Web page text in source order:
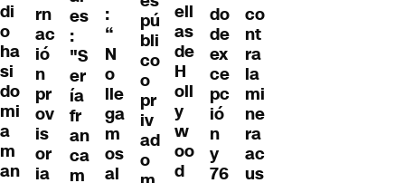
di
o
ha
si
do
mi
a
m
an
rn
ac
ió
n
pr
ov
is
or
ia
es
:
"S
er
ía
fr
an
ca
m
:
“
N
o
lle
ga
m
os
al
pú
bli
co
o
pr
iv
ad
o
ell
as
de
H
oll
y
w
oo
d
do
de
ex
ce
pc
ió
n
y
76
co
nt
ra
la
mi
ne
ra
ac
us